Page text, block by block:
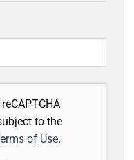
to the
of Use.